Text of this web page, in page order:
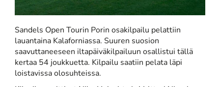
Sandels Open Tourin Porin osakilpailu pelattiin
lauantaina Kalaforniassa. Suuren suosion
saavuttaneeseen iltapäiväkilpailuun osallistui tällä
kertaa 54 joukkuetta. Kilpailu saatiin pelata läpi
loistavissa olosuhteissa.